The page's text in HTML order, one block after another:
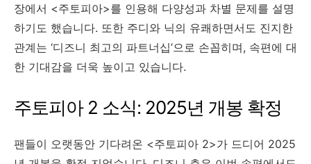
장에서 <주토피아>를 인용해 다양성과 차별 문제를 설명
하기도 했습니다. 또한 주디와 닉의 유쾌하면서도 진지한
관계는 ‘디즈니 최고의 파트너십’으로 손꼽히며, 속편에 대
한 기대감을 더욱 높이고 있습니다.
주토피아 2 소식: 2025년 개봉 확정
팬들이 오랫동안 기다려온 <주토피아 2>가 드디어 2025